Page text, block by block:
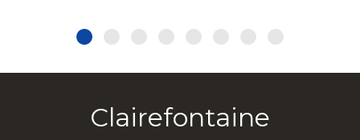
Clairefontaine